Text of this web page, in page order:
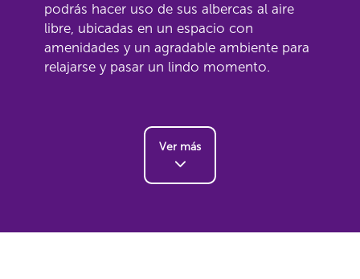
podrás hacer uso de sus albercas al aire
libre, ubicadas en un espacio con
amenidades y un agradable ambiente para
relajarse y pasar un lindo momento.
Ver más